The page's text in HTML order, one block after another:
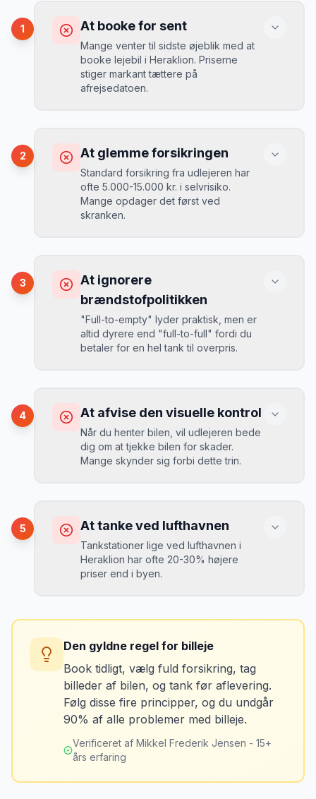
1 At booke for sent
Mange venter til sidste øjeblik med at
booke lejebil i Heraklion. Priserne
stiger markant tættere på
afrejsedatoen.
Du betaler 30-50% mere, og de bedste
biler er udsolgt.
Løsning
MJ
Mikkels erfaring
“I august 2024 så jeg priserne i
Heraklion stige fra 189 kr/dag til 349
kr/dag på bare 2 uger. Book tidligt!
2 At glemme forsikringen
Standard forsikring fra udlejeren har
ofte 5.000-15.000 kr. i selvrisiko.
Mange opdager det først ved
skranken.
Ved selv en mindre skade kan du blive
opkrævet tusindvis af kroner.
Løsning
Book altid med fuld kaskoforsikring uden
MJ
Mikkels erfaring September 2023
“ En lille bule i døren kostede mig 8.000
kr. i selvrisiko. Siden har jeg altid
3
At ignorere
brændstofpolitikken
"Full-to-empty" lyder praktisk, men er
altid dyrere end "full-to-full" fordi du
betaler for en hel tank til overpris.
Du betaler 20-30% mere for brændstof,
da udlejeren tager høje benzinpriser.
Løsning
4 At afvise den visuelle kontrol
Når du henter bilen, vil udlejeren bede
dig om at tjekke bilen for skader.
Mange skynder sig forbi dette trin.
Du kan blive opkrævet for skader, der
var der før du fik bilen.
Løsning
brændstofmåleren.
MJ
Mikkels erfaring Oktober 2024
“Jeg fotograferer altid bilen fra alle
vinkler ved afhentning. Det har reddet
5 At tanke ved lufthavnen
Tankstationer lige ved lufthavnen i
Heraklion har ofte 20-30% højere
priser end i byen.
sidste tankning.
Tank bilen op et par kilometer fra
lufthavnen dagen før aflevering. Priserne
er markant lavere.
Den gyldne regel for billeje
Book tidligt, vælg fuld forsikring, tag
billeder af bilen, og tank før aflevering.
Følg disse fire principper, og du undgår
90% af alle problemer med billeje.
Verificeret af Mikkel Frederik Jensen - 15+
års erfaring